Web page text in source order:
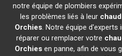
notre équipe de plombiers
les problèmes liés à leur
Orchies. Notre équipe d'experts
réparer ou remplacer votre
Orchiesen panne, afin de vous